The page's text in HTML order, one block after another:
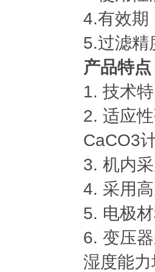
4.有效期
5.过滤精
产品特
1. 技术
2. 适应
CaCO3
3. 机内
4. 采用
5. 电极
6. 变压
湿度能